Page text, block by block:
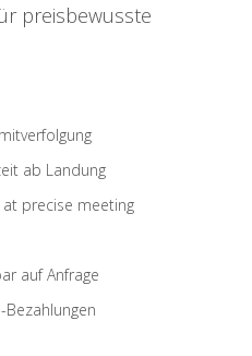
preisbewusste
ab Landung
precise meeting
auf Anfrage